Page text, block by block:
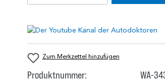
Zum Merkzettel hinzufügen
Produktnummer:
WA-